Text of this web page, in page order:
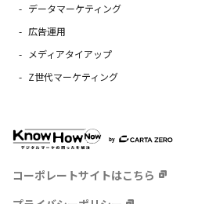
データマーケティング
広告運用
メディアタイアップ
Z世代マーケティング
コーポレートサイトはこちら